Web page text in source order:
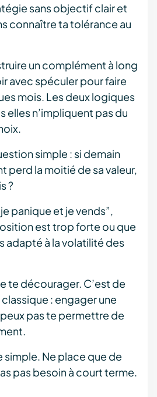
sans objectif clair et
connaître ta tolérance au
un complément à long
avec spéculer pour faire
mois. Les deux logiques
elles n’impliquent pas du
simple : si demain
perd la moitié de sa valeur,
?
panique et je vends”,
est trop forte ou que
adapté à la volatilité des
te décourager. C’est de
: engager une
pas te permettre de
simple. Ne place que de
pas besoin à court terme.